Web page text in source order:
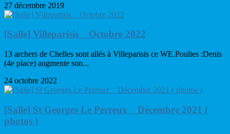
27 décembre 2019
[Salle] Villeparisis _ Octobre 2022
13 archers de Chelles sont allés à Villeparisis ce WE.Poulies :Denis
(4e place) augmente son...
24 octobre 2022
[Salle] St Georges Le Perreux _ Décembre 2021 (
photos )